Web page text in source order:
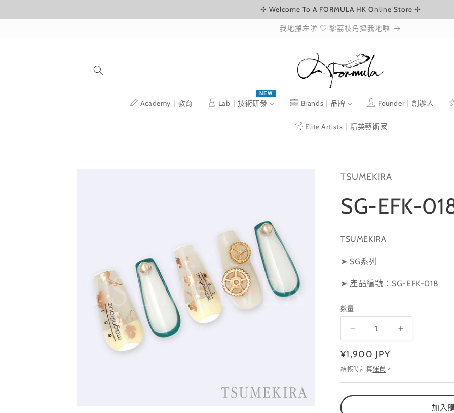
✢ Welcome To A FORMULA HK Online Store ✢
我地搬左啦 ♡ 黎荔枝角搵我地啦
Academy｜教育 Lab｜技術研發
NEW
Brands｜品牌 Founder｜創辦人
Elite Artists｜精英藝術家
TSUMEKIRA
SG-EFK-
TSUMEKIRA
➤ SG系列
➤ 產品編號：SG-EFK-018
數量
EFK-
018
數
量
減
SG-
EFK-
量
增
定
價
¥1,900 JPY
結帳時計算運費 。
加入